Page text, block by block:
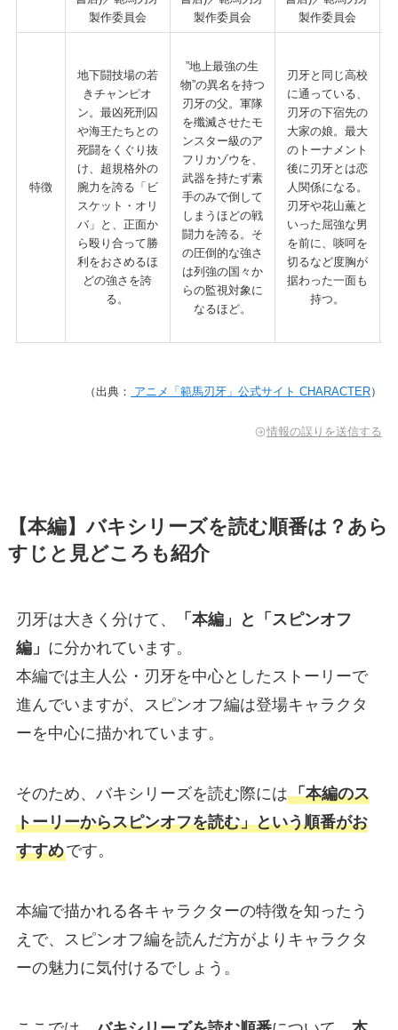
製作委員会
製作委員会
製作委員会
特徴
地下闘技場の若
きチャンピオ
ン。最凶死刑囚
や海王たちとの
死闘をくぐり抜
け、超規格外の
腕力を誇る「ビ
スケット・オリ
バ」と、正面か
ら殴り合って勝
利をおさめるほ
どの強さを誇
る。
”地上最強の生
物”の異名を持つ
刃牙の父。軍隊
を殲滅させたモ
ンスター級のア
フリカゾウを、
武器を持たず素
手のみで倒して
しまうほどの戦
闘力を誇る。そ
の圧倒的な強さ
は列強の国々か
らの監視対象に
なるほど。
刃牙と同じ高校
に通っている、
刃牙の下宿先の
大家の娘。最大
のトーナメント
後に刃牙とは恋
人関係になる。
刃牙や花山薫と
いった屈強な男
を前に、啖呵を
切るなど度胸が
据わった一面も
持つ。
（出典： アニメ「範馬刃牙」公式サイト CHARACTER）
情報の誤りを送信する
【本編】バキシリーズを読む順番は？あら
すじと見どころも紹介
刃牙は大きく分けて、
「本編」と「スピンオフ
編」 に分かれています。
本編では主人公・刃牙を中心としたストーリーで
進んでいますが、スピンオフ編は登場キャラクタ
ーを中心に描かれています。
そのため、バキシリーズを読む際には「本編のス
トーリーからスピンオフを読む」という順番がお
すすめです。
本編で描かれる各キャラクターの特徴を知ったう
えで、スピンオフ編を読んだ方がよりキャラクタ
ーの魅力に気付けるでしょう。